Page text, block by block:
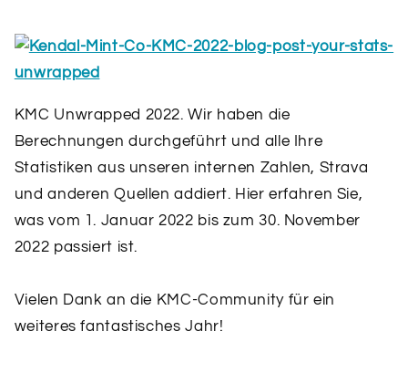
KMC Unwrapped 2022. Wir haben die
Berechnungen durchgeführt und alle Ihre
Statistiken aus unseren internen Zahlen, Strava
und anderen Quellen addiert. Hier erfahren Sie,
was vom 1. Januar 2022 bis zum 30. November
2022 passiert ist.
Vielen Dank an die KMC-Community für ein
weiteres fantastisches Jahr!